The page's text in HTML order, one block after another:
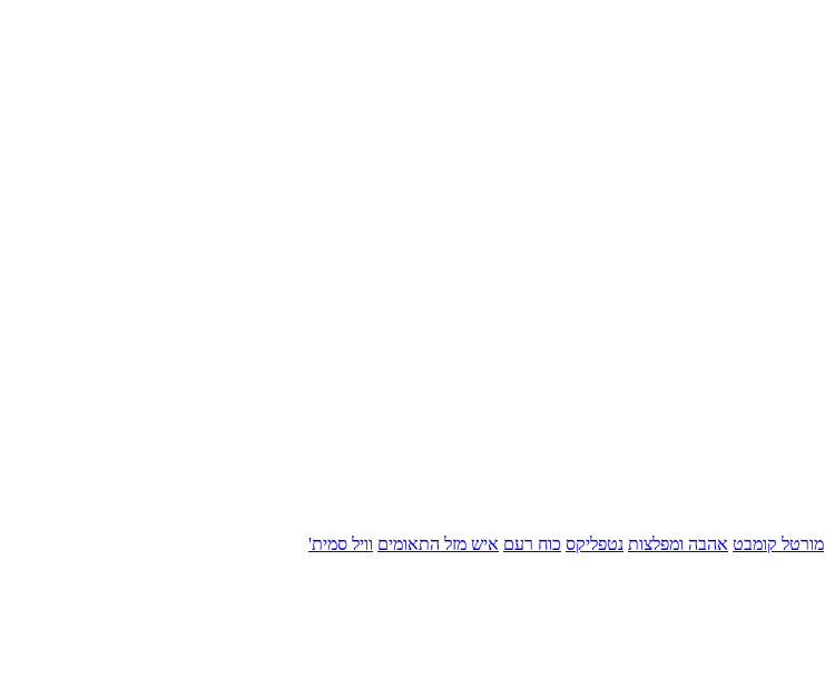
מורטל קומבט אהבה ומפלצות נטפליקס כוח רעם איש מזל התאומים וויל סמית'